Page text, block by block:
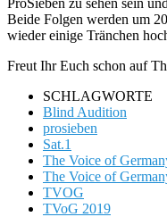
Beide Folgen werden um
wieder einige Tränchen
Freut Ihr Euch schon auf
SCHLAGWORTE
Blind Audition
prosieben
Sat.1
The Voice of
The Voice of
TVOG
TVoG 2019